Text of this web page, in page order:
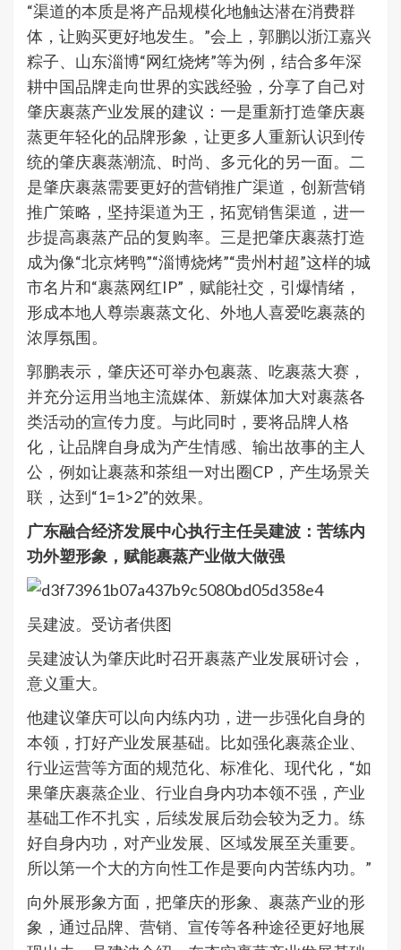
“渠道的本质是将产品规模化地触达潜在消费群
体，让购买更好地发生。”会上，郭鹏以浙江嘉兴
粽子、山东淄博“网红烧烤”等为例，结合多年深
耕中国品牌走向世界的实践经验，分享了自己对
肇庆裹蒸产业发展的建议：一是重新打造肇庆裹
蒸更年轻化的品牌形象，让更多人重新认识到传
统的肇庆裹蒸潮流、时尚、多元化的另一面。二
是肇庆裹蒸需要更好的营销推广渠道，创新营销
推广策略，坚持渠道为王，拓宽销售渠道，进一
步提高裹蒸产品的复购率。三是把肇庆裹蒸打造
成为像“北京烤鸭”“淄博烧烤”“贵州村超”这样的城
市名片和“裹蒸网红IP”，赋能社交，引爆情绪，
形成本地人尊崇裹蒸文化、外地人喜爱吃裹蒸的
浓厚氛围。
郭鹏表示，肇庆还可举办包裹蒸、吃裹蒸大赛，
并充分运用当地主流媒体、新媒体加大对裹蒸各
类活动的宣传力度。与此同时，要将品牌人格
化，让品牌自身成为产生情感、输出故事的主人
公，例如让裹蒸和茶组一对出圈CP，产生场景关
联，达到“1=1>2”的效果。
广东融合经济发展中心执行主任吴建波：苦练内
功外塑形象，赋能裹蒸产业做大做强
吴建波。受访者供图
吴建波认为肇庆此时召开裹蒸产业发展研讨会，
意义重大。
他建议肇庆可以向内练内功，进一步强化自身的
本领，打好产业发展基础。比如强化裹蒸企业、
行业运营等方面的规范化、标准化、现代化，“如
果肇庆裹蒸企业、行业自身内功本领不强，产业
基础工作不扎实，后续发展后劲会较为乏力。练
好自身内功，对产业发展、区域发展至关重要。
所以第一个大的方向性工作是要向内苦练内功。”
向外展形象方面，把肇庆的形象、裹蒸产业的形
象，通过品牌、营销、宣传等各种途径更好地展